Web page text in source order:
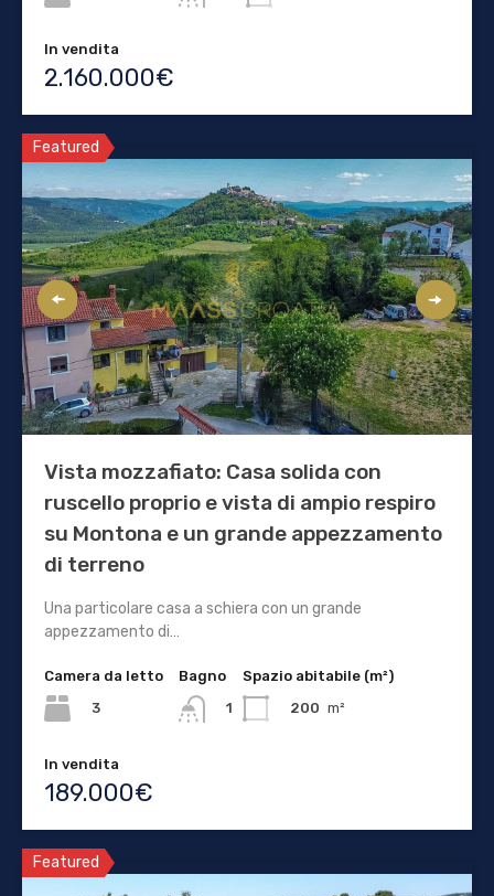
In vendita
2.160.000€
Featured
Vista mozzafiato: Casa solida con
ruscello proprio e vista di ampio respiro
su Montona e un grande appezzamento
di terreno
Una particolare casa a schiera con un grande
appezzamento di…
Camera da letto
3
Bagno
1
Spazio abitabile (m²)
200 m²
In vendita
189.000€
Featured